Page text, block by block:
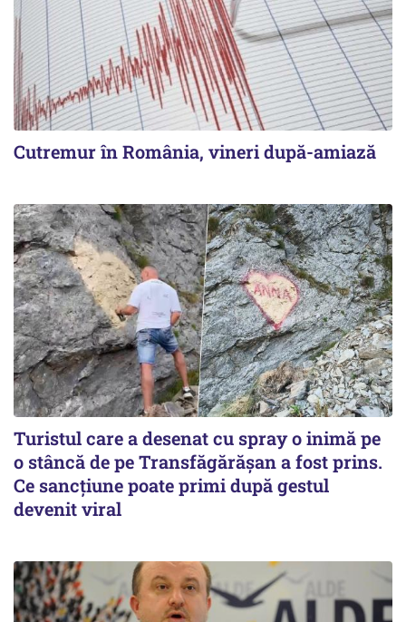
Cutremur în România, vineri după-amiază
Turistul care a desenat cu spray o inimă pe
o stâncă de pe Transfăgărășan a fost prins.
Ce sancțiune poate primi după gestul
devenit viral